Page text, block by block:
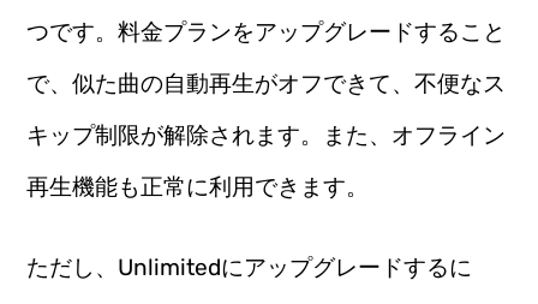
つです。料金プランをアップグレードすること
で、似た曲の自動再生がオフできて、不便なス
キップ制限が解除されます。また、オフライン
再生機能も正常に利用できます。
ただし、Unlimitedにアップグレードするに